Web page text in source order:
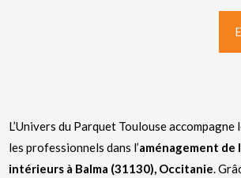
L’Univers du Parquet Toulouse
les professionnels dans l’aménagement de
intérieurs à Balma (31130), Occitanie.